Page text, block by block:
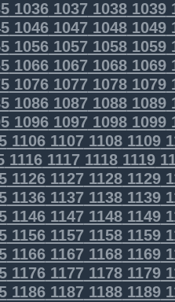
1036103710381039
1046104710481049
1056105710581059
1066106710681069
1076107710781079
1086108710881089
1096109710981099
1106110711081109
1116111711181119
1126112711281129
1136113711381139
1146114711481149
1156115711581159
1166116711681169
1176117711781179
1186118711881189